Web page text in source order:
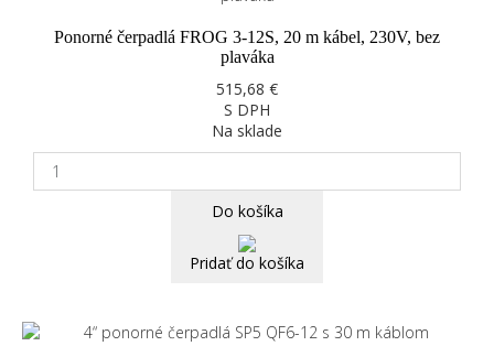
Ponorné čerpadlá FROG 3-12S, 20 m kábel, 230V, bez
plaváka
515,68 €
S DPH
Na sklade
Do košíka
Pridať do košíka